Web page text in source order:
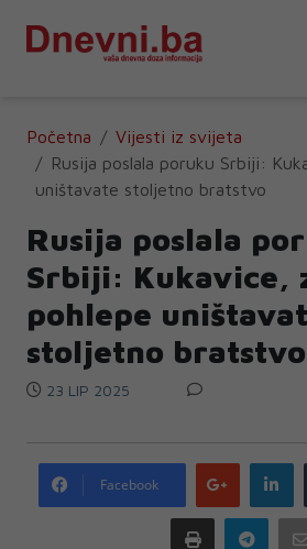
Početna
Vijesti iz svijeta
Rusija poslala poruku Srbiji:
uništavate stoljetno bratstvo
Rusija poslala
Srbiji: Kukavice,
pohlepe
stoljetno bratstvo
23 LIP 2025
Facebook
Google
plus
Print